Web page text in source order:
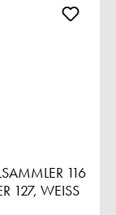
116
127, WEISS